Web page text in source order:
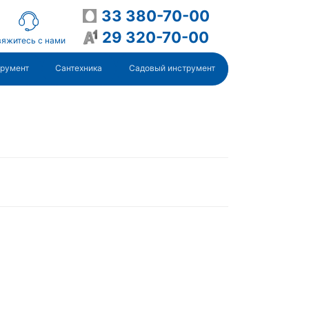
с нами
33 380-70-00
29 320-70-00
Сантехника Садовый инструмент